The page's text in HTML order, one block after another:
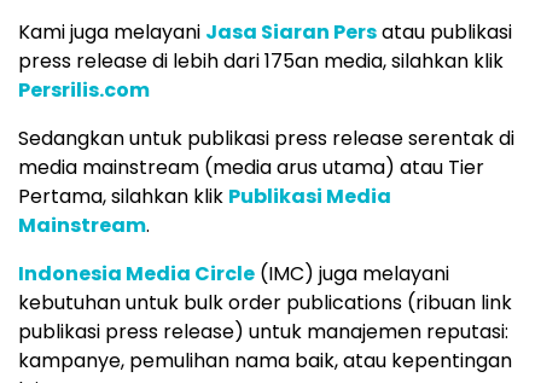
Kami juga melayani Jasa Siaran Persatau publikasi
press release di lebih dari 175an media, silahkan klik
Persrilis.com
Sedangkan untuk publikasi press release serentak di
media mainstream (media arus utama) atau Tier
Pertama, silahkan klik Publikasi Media
Mainstream.
Indonesia Media Circle (IMC) juga melayani
kebutuhan untuk bulk order publications (ribuan link
publikasi press release) untuk manajemen reputasi:
kampanye, pemulihan nama baik, atau kepentingan